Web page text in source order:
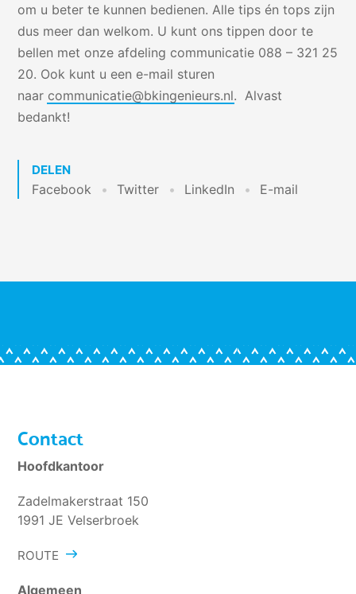
om u beter te kunnen bedienen. Alle tips én tops zijn
dus meer dan welkom. U kunt ons tippen door te
bellen met onze afdeling communicatie 088 – 321 25
20. Ook kunt u een e-mail sturen
naar communicatie@bkingenieurs.nl. Alvast
bedankt!
DELEN
Facebook Twitter LinkedIn E-mail
Contact
Hoofdkantoor
Zadelmakerstraat 150
1991 JE Velserbroek
ROUTE
Algemeen